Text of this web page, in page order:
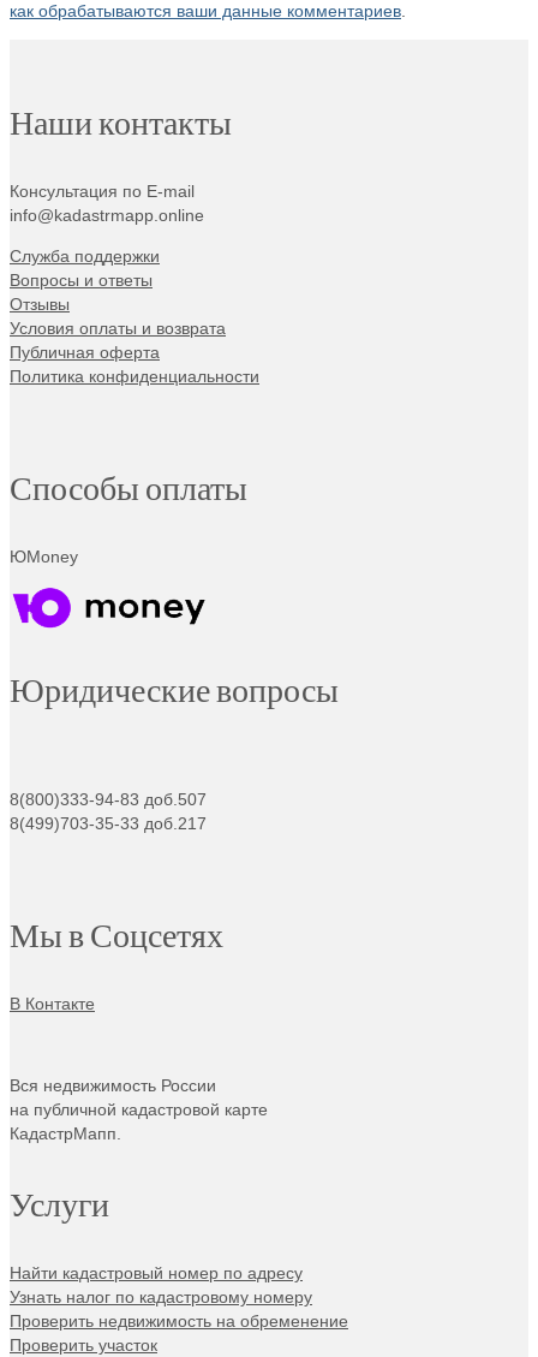
как обрабатываются ваши данные комментариев.
Наши контакты
Консультация по E-mail
info@kadastrmapp.online
Служба поддержки
Вопросы и ответы
Отзывы
Условия оплаты и возврата
Публичная оферта
Политика конфиденциальности
Способы оплаты
ЮMoney
Юридические вопросы
8(800)333-94-83 доб.507
8(499)703-35-33 доб.217
Мы в Соцсетях
В Контакте
Вся недвижимость России
на публичной кадастровой карте
КадастрМапп.
Услуги
Найти кадастровый номер по адресу
Узнать налог по кадастровому номеру
Проверить недвижимость на обременение
Проверить участок